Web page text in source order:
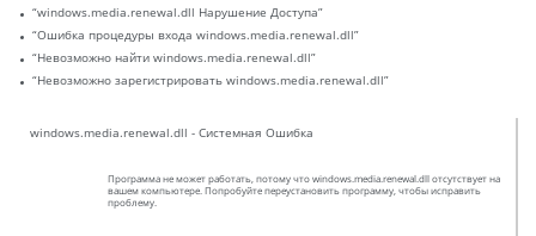
“windows.media.renewal.dll Нарушение Доступа”
“Ошибка процедуры входа windows.media.renewal.dll”
“Невозможно найти windows.media.renewal.dll”
“Невозможно зарегистрировать windows.media.renewal.dll”
windows.media.renewal.dll - Системная Ошибка
Программа не может работать, потому что windows.media.renewal.dll отсутствует на
вашем компьютере. Попробуйте переустановить программу, чтобы исправить
проблему.